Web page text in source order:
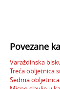
Povezane
Varaždinska
Treća obljetnica
Sedma